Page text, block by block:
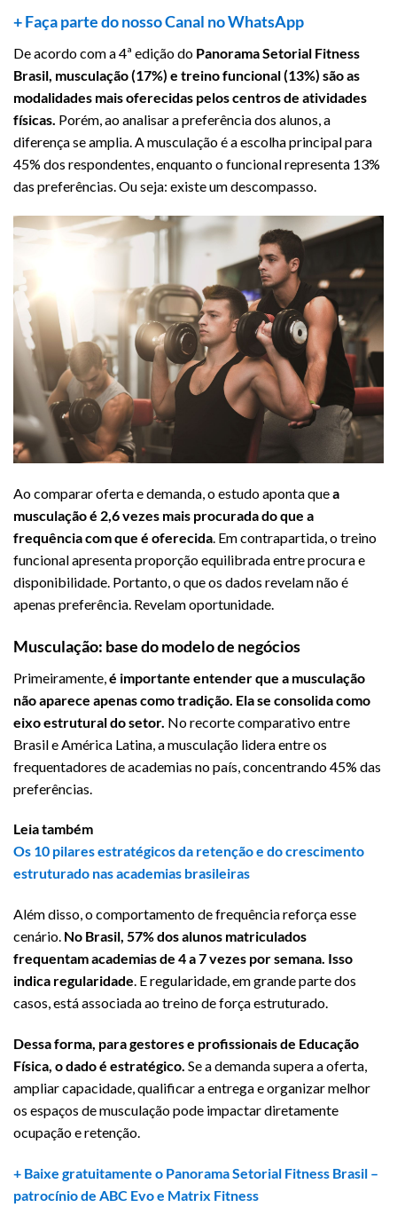
+ Faça parte do nosso Canal no WhatsApp
De acordo com a 4ª edição do Panorama Setorial Fitness
Brasil, musculação (17%) e treino funcional (13%) são as
modalidades mais oferecidas pelos centros de atividades
físicas. Porém, ao analisar a preferência dos alunos, a
diferença se amplia. A musculação é a escolha principal para
45% dos respondentes, enquanto o funcional representa 13%
das preferências. Ou seja: existe um descompasso.
Ao comparar oferta e demanda, o estudo aponta quea
musculação é 2,6 vezes mais procurada do que a
frequência com que é oferecida . Em contrapartida, o treino
funcional apresenta proporção equilibrada entre procura e
disponibilidade. Portanto, o que os dados revelam não é
apenas preferência. Revelam oportunidade.
Musculação: base do modelo de negócios
Primeiramente, é importante entender que a musculação
não aparece apenas como tradição. Ela se consolida como
eixo estrutural do setor. No recorte comparativo entre
Brasil e América Latina, a musculação lidera entre os
frequentadores de academias no país, concentrando 45% das
preferências.
Leia também
Os 10 pilares estratégicos da retenção e do crescimento
estruturado nas academias brasileiras
Além disso, o comportamento de frequência reforça esse
cenário. No Brasil, 57% dos alunos matriculados
frequentam academias de 4 a 7 vezes por semana. Isso
indica regularidade. E regularidade, em grande parte dos
casos, está associada ao treino de força estruturado.
Dessa forma, para gestores e profissionais de Educação
Física, o dado é estratégico. Se a demanda supera a oferta,
ampliar capacidade, qualificar a entrega e organizar melhor
os espaços de musculação pode impactar diretamente
ocupação e retenção.
+ Baixe gratuitamente o Panorama Setorial Fitness Brasil –
patrocínio de ABC Evoe Matrix Fitness